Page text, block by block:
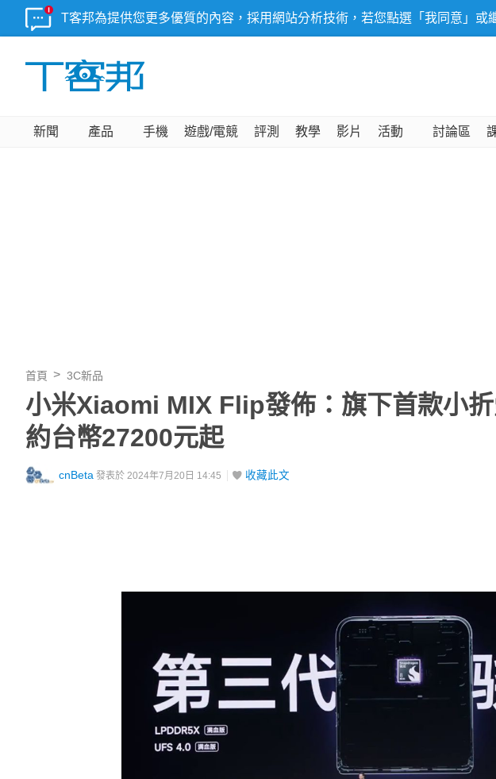
T客邦為提供您更多優質的內容，採用網站分析技術，若您點選「我同意」或
新聞 產品 手機 遊戲/電競 評測 教學 影片 活動 討論區
首頁 3C新品
小米Xiaomi MIX Flip發佈：旗下首款小
約台幣27200元起
cnBeta 發表於 2024年7月20日 14:45 收藏此文